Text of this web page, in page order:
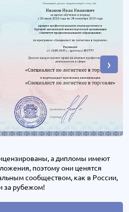
›
а дипломы имеют
поэтому они ценятся
сообществом, как в России,
за рубежом!